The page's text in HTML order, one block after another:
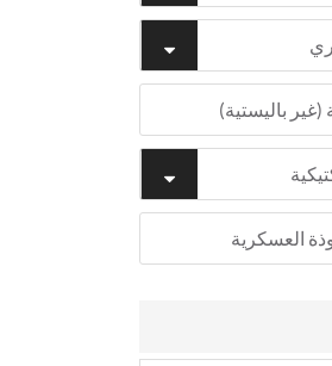
(غير باليستية)
العسكرية